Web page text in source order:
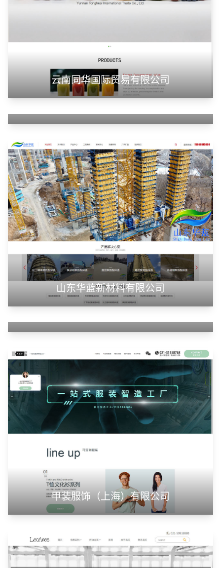
云南同华国际贸易有限公司
潍坊浩顺新能源科技有限公司